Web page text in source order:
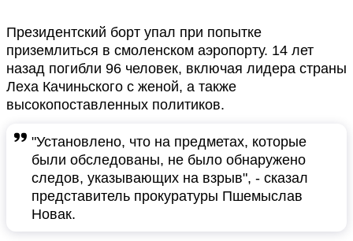
Президентский борт упал при попытке
приземлиться в смоленском аэропорту. 14 лет
назад погибли 96 человек, включая лидера страны
Леха Качиньского с женой, а также
высокопоставленных политиков.
"Установлено, что на предметах, которые
были обследованы, не было обнаружено
следов, указывающих на взрыв", - сказал
представитель прокуратуры Пшемыслав
Новак.